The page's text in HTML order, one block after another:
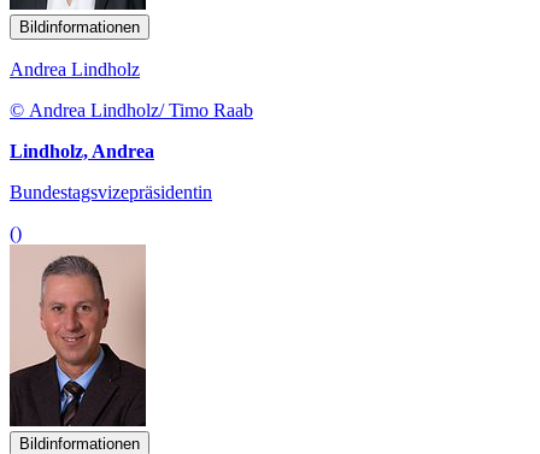
Bildinformationen
Andrea Lindholz
© Andrea Lindholz/ Timo Raab
Lindholz, Andrea
Bundestagsvizepräsidentin
()
Bildinformationen